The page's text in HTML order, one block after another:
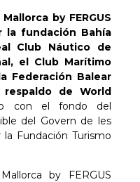
by FERGUS
la fundación Bahía
Club Náutico de
el Club Marítimo
Federación Balear
de World
con el fondo del
del Govern de les
Fundación Turismo
by FERGUS